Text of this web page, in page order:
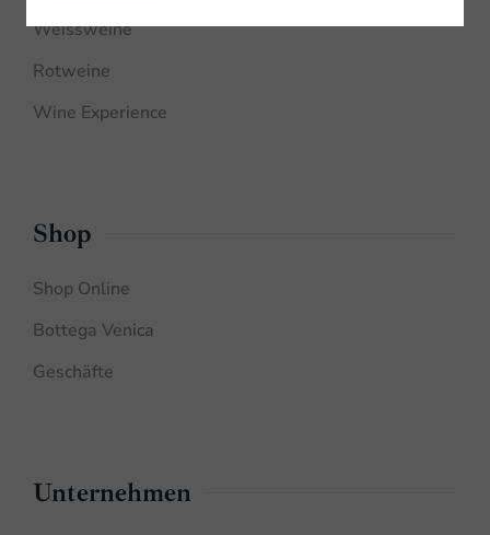
Weissweine
Rotweine
Wine Experience
Shop
Shop Online
Bottega Venica
Geschäfte
Unternehmen